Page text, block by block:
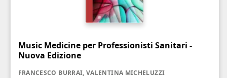
Music Medicine per Professionisti Sanitari -
Nuova Edizione
FRANCESCO BURRAI, VALENTINA MICHELUZZI